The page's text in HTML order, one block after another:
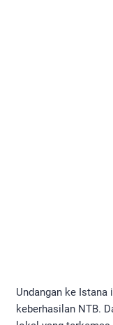
Undangan ke
keberhasilan NTB.